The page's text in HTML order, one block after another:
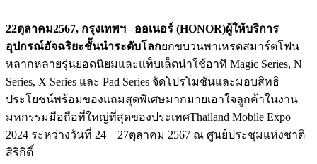
22ตุลาคม2567, กรุงเทพฯ–ออเนอร์ (HONOR)ผู้ให้บริการ
อุปกรณ์อัจฉริยะชั้นนำระดับโลกยกขบวนพาเหรดสมาร์ตโฟน
หลากหลายรุ่นยอดนิยมและแท็บเล็ตน่าใช้อาทิ Magic Series, N
Series, X Series และ Pad Series จัดโปรโมชันและมอบสิทธิ
ประโยชน์พร้อมของแถมสุดพิเศษมากมายเอาใจลูกค้าในงาน
มหกรรมมือถือที่ใหญ่ที่สุดของประเทศThailand Mobile Expo
2024 ระหว่างวันที่ 24 – 27ตุลาคม 2567 ณ ศูนย์ประชุมแห่งชาติ
สิริกิติ์